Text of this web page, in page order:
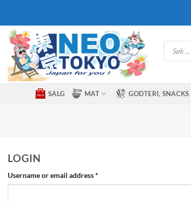
content
Products
search
SALG MAT GODTERI,
LOGIN
Username or email address*